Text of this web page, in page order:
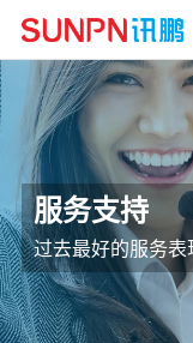
服务支持
过去最好的服务表